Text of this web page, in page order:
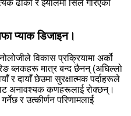
ढोका र झ्यालमा सिल गरिएको
प्याक डिजाइन।
विकास प्रक्रियामा अर्को
ब्लकहरू मात्र बन्द छैनन् (अघिल्लो
र दायाँ छेउमा सुरक्षात्मक पर्दाहरूले
​​अनावश्यक कणहरूलाई रोक्छन्।
र उत्कीर्णन परिणामलाई